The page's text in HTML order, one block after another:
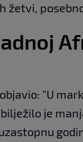
žetvi,
"U
je